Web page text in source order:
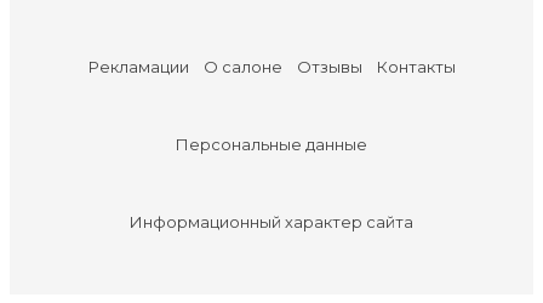
Рекламации О салоне Отзывы Контакты
Персональные данные
Информационный характер сайта